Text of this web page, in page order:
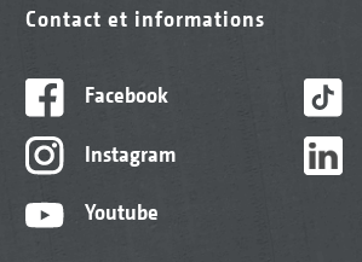
Contact et informations
Facebook
Instagram
Youtube